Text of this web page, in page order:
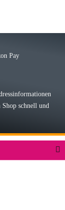
bedenkenlos
einen sehr soliden
schnell und